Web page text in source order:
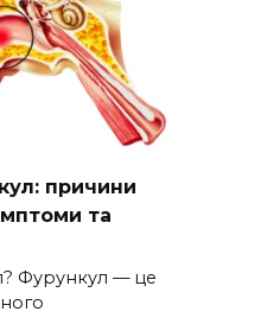
причини
та
Фурункул — це